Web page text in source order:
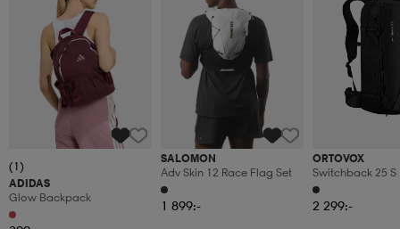
(1)
ADIDAS
Glow Backpack
SALOMON
Adv Skin 12 Race Flag Set
1 899:-
ORTOVOX
Switchback 25 S
2 299:-